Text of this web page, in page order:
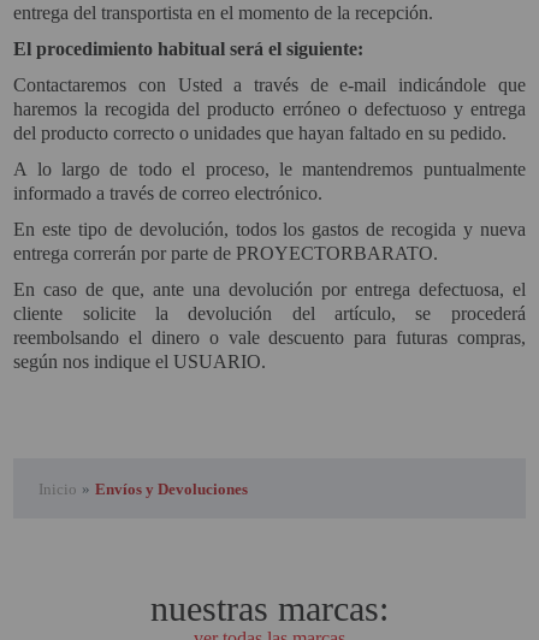
entrega del transportista en el momento de la recepción.
El procedimiento habitual será el siguiente:
Contactaremos con Usted a través de e-mail indicándole que
haremos la recogida del producto erróneo o defectuoso y entrega
del producto correcto o unidades que hayan faltado en su pedido.
A lo largo de todo el proceso, le mantendremos puntualmente
informado a través de correo electrónico.
En este tipo de devolución, todos los gastos de recogida y nueva
entrega correrán por parte de PROYECTORBARATO.
En caso de que, ante una devolución por entrega defectuosa, el
cliente solicite la devolución del artículo, se procederá
reembolsando el dinero o vale descuento para futuras compras,
según nos indique el USUARIO.
Inicio » Envíos y Devoluciones
nuestras marcas: